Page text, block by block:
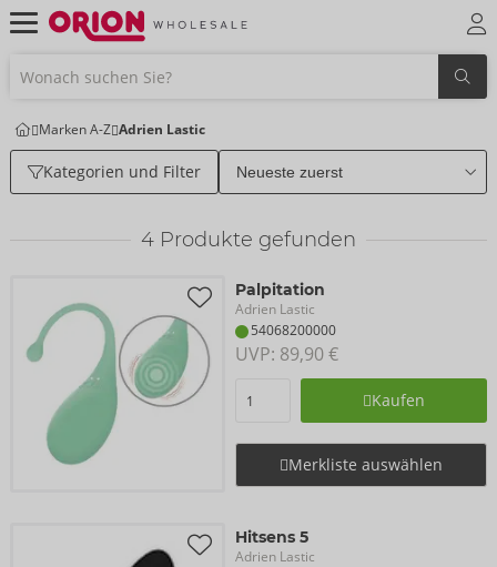
Marken A-Z Adrien Lastic
Kategorien und Filter
4 Produkte gefunden
Palpitation
Adrien Lastic
54068200000
UVP: 89,90 €
Kaufen
Merkliste auswählen
Hitsens 5
Adrien Lastic